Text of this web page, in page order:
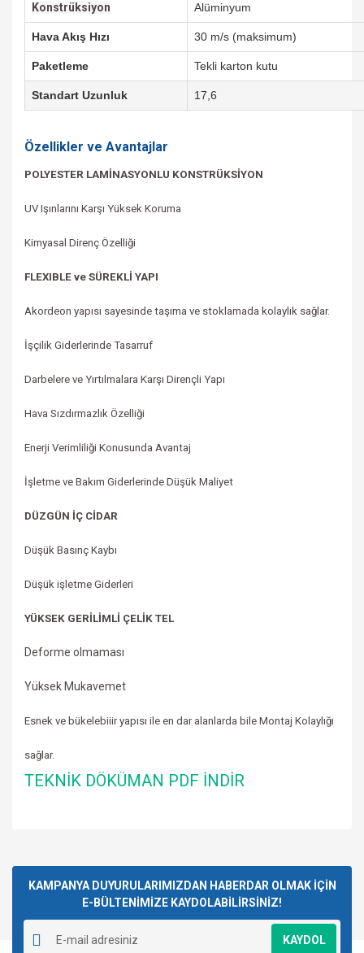
Konstrüksiyon Alüminyum
Hava Akış Hızı 30 m/s (maksimum)
Paketleme Tekli karton kutu
Standart Uzunluk 17,6
Özellikler ve Avantajlar
POLYESTER LAMİNASYONLU KONSTRÜKSİYON
UV Işınlarını Karşı Yüksek Koruma
Kimyasal Direnç Özelliği
FLEXIBLE ve SÜREKLİ YAPI
Akordeon yapısı sayesinde taşıma ve stoklamada kolaylık sağlar.
İşçilik Giderlerinde Tasarruf
Darbelere ve Yırtılmalara Karşı Dirençli Yapı
Hava Sızdırmazlık Özelliği
Enerji Verimliliği Konusunda Avantaj
İşletme ve Bakım Giderlerinde Düşük Maliyet
DÜZGÜN İÇ CİDAR
Düşük Basınç Kaybı
Düşük işletme Giderleri
YÜKSEK GERİLİMLİ ÇELİK TEL
Deforme olmaması
Yüksek Mukavemet
Esnek ve bükelebiiir yapısı ile en dar alanlarda bile Montaj Kolaylığı
sağlar.
TEKNİK DÖKÜMAN PDF İNDİR
Yorum Yaz
kullanarak tarafımıza iletebilirsiniz.
Görüş ve önerileriniz için teşekkür ederiz.
Ürün resmi kalitesiz, bozuk veya görüntülenemiyor.
Ürün açıklamasında eksik bilgiler bulunuyor.
KAMPANYA DUYURULARIMIZDAN HABERDAR OLMAK İÇİN
E-BÜLTENİMİZE KAYDOLABİLİRSİNİZ!
KAYDOL